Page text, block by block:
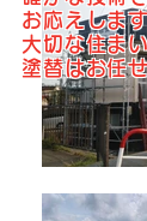
お応えしま
大切な住ま
塗替はお任